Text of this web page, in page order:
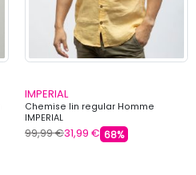
IMPERIAL
Chemise lin regular Homme
IMPERIAL
99,99 €31,99 € 68%